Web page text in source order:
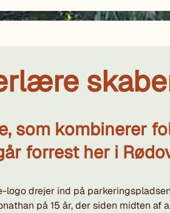
har unge i 8. og 9.
som kombinerer
forrest her i
logo drejer ind på
på 15 år, der siden midten